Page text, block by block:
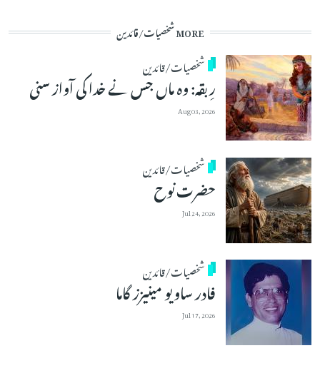
MORE شخصیات/قائدین
شخصیات/قائدین
رِبقہ: وہ ماں جس نے خدا کی آواز سنی
Aug 03, 2026
شخصیات/قائدین
حضرت نوح
Jul 24, 2026
شخصیات/قائدین
فادر ساویو مینیزز گاما
Jul 17, 2026